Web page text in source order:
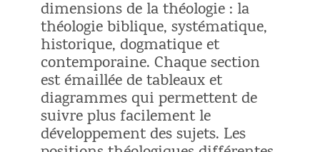
dimensions de la théologie : la
théologie biblique, systématique,
historique, dogmatique et
contemporaine. Chaque section
est émaillée de tableaux et
diagrammes qui permettent de
suivre plus facilement le
développement des sujets. Les